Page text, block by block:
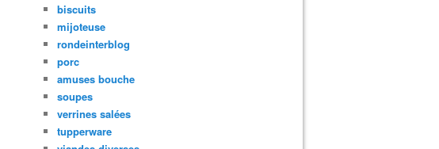
biscuits
mijoteuse
rondeinterblog
porc
amuses bouche
soupes
verrines salées
tupperware